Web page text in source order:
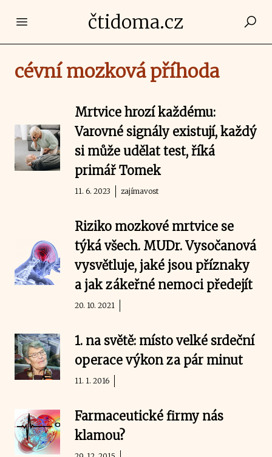
Open main menučtidoma.cz
cévní mozková příhoda
Mrtvice hrozí každému:
Varovné signály existují, každý
si může udělat test, říká
primář Tomek
11. 6. 2023 zajímavost
Riziko mozkové mrtvice se
týká všech. MUDr. Vysočanová
vysvětluje, jaké jsou příznaky
a jak zákeřné nemoci předejít
20. 10. 2021
1. na světě: místo velké srdeční
operace výkon za pár minut
11. 1. 2016
Farmaceutické firmy nás
klamou?